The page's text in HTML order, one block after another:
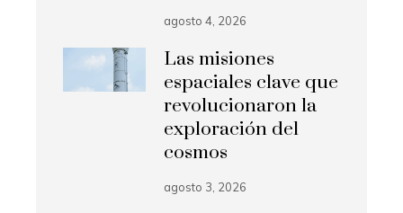
agosto 4, 2026
Las misiones
espaciales clave que
revolucionaron la
exploración del
cosmos
agosto 3, 2026